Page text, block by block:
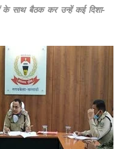
के साथ बैठक कर उन्हें कई दिशा-